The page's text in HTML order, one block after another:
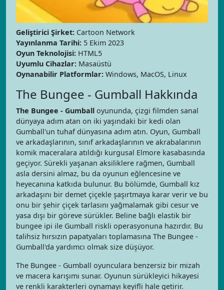
Geliştirici Şirket: Cartoon Network
Yayınlanma Tarihi: 5 Ekim 2023
Oyun Teknolojisi: HTML5
Uyumlu Cihazlar: Masaüstü
Oynanabilir Platformlar: Windows, MacOS, Linux
The Bungee - Gumball Hakkında
The Bungee - Gumball oyununda, çizgi filmden sanal
dünyaya adım atan on iki yaşındaki bir kedi olan
Gumball'un tuhaf dünyasına adım atın. Oyun, Gumball
ve arkadaşlarının, sınıf arkadaşlarının ve akrabalarının
komik maceralara atıldığı kurgusal Elmore kasabasında
geçiyor. Sürekli yaşanan aksiliklere rağmen, Gumball
asla dersini almaz, bu da oyunun eğlencesine ve
heyecanına katkıda bulunur. Bu bölümde, Gumball kız
arkadaşını bir demet çiçekle şaşırtmaya karar verir ve bu
onu bir şehir çiçek tarlasını yağmalamak gibi cesur ve
yasa dışı bir göreve sürükler. Beline bağlı elastik bir
bungee ipi ile Gumball riskli operasyonuna hazırdır. Bu
talihsiz hırsızın papatyaları toplamasına The Bungee -
Gumball'da yardımcı olmak size düşüyor.
The Bungee - Gumball oyunculara benzersiz bir mizah
ve macera karışımı sunar. Oyunun sürükleyici hikayesi
ve renkli karakterleri oynamayı keyifli hale getirir.